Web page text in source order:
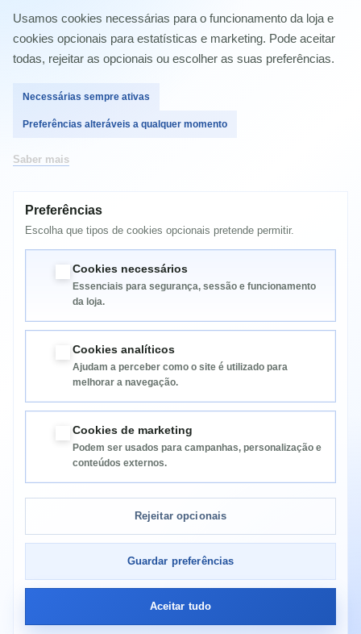
Imprimir
13,01 €
Comprar
Informação
Categorias
Informação da Loja
Usamos cookies necessárias para o funcionamento da loja e
cookies opcionais para estatísticas e marketing. Pode aceitar
todas, rejeitar as opcionais ou escolher as suas preferências.
Necessárias sempre ativas
Preferências alteráveis a qualquer momento
Saber mais
Preferências
Escolha que tipos de cookies opcionais pretende permitir.
Cookies necessários
Essenciais para segurança, sessão e funcionamento
da loja.
Cookies analíticos
Ajudam a perceber como o site é utilizado para
melhorar a navegação.
Cookies de marketing
Podem ser usados para campanhas, personalização e
conteúdos externos.
Rejeitar opcionais
Guardar preferências
Aceitar tudo